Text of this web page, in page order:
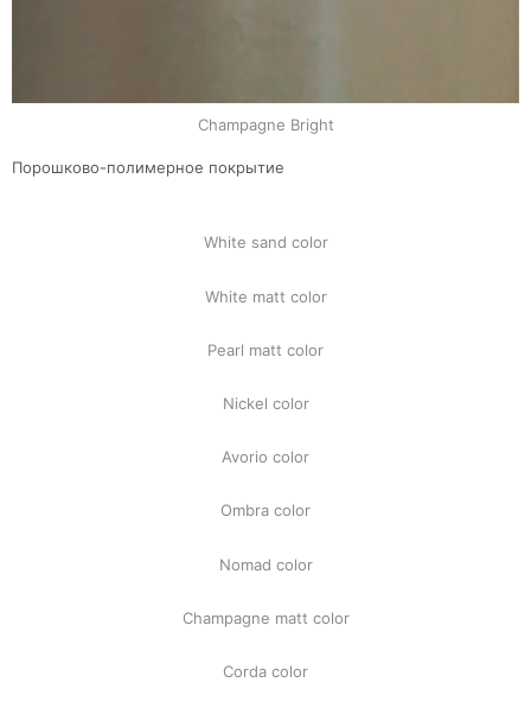
Champagne Bright
Порошково-полимерное покрытие
White sand color
White matt color
Pearl matt color
Nickel color
Avorio color
Ombra color
Nomad color
Champagne matt color
Corda color